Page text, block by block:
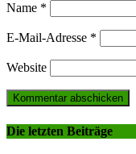
Name *
E-Mail-Adresse *
Website
Die letzten Beiträge